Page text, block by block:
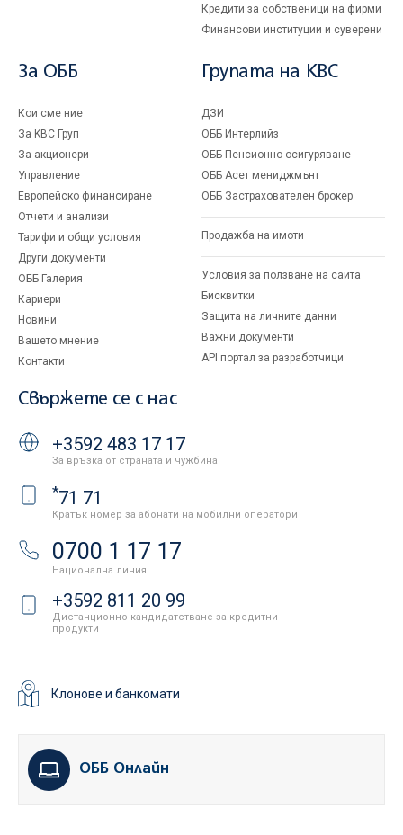
Кредити за собственици на фирми
Финансови институции и суверени
За ОББ
Кои сме ние
За KBC Груп
За акционери
Управление
Европейско финансиране
Отчети и анализи
Тарифи и общи условия
Други документи
ОББ Галерия
Кариери
Новини
Вашето мнение
Контакти
Групата на KBC
ДЗИ
ОББ Интерлийз
ОББ Пенсионно осигуряване
ОББ Асет мениджмънт
ОББ Застрахователен брокер
Продажба на имоти
Условия за ползване на сайта
Бисквитки
Защита на личните данни
Важни документи
API портал за разработчици
Свържете се с нас
+3592 483 17 17
За връзка от страната и чужбина
*71 71
Кратък номер за абонати на мобилни оператори
0700 1 17 17
Национална линия
+3592 811 20 99
Дистанционно кандидатстване за кредитни
продукти
Клонове и банкомати
ОББ Онлайн